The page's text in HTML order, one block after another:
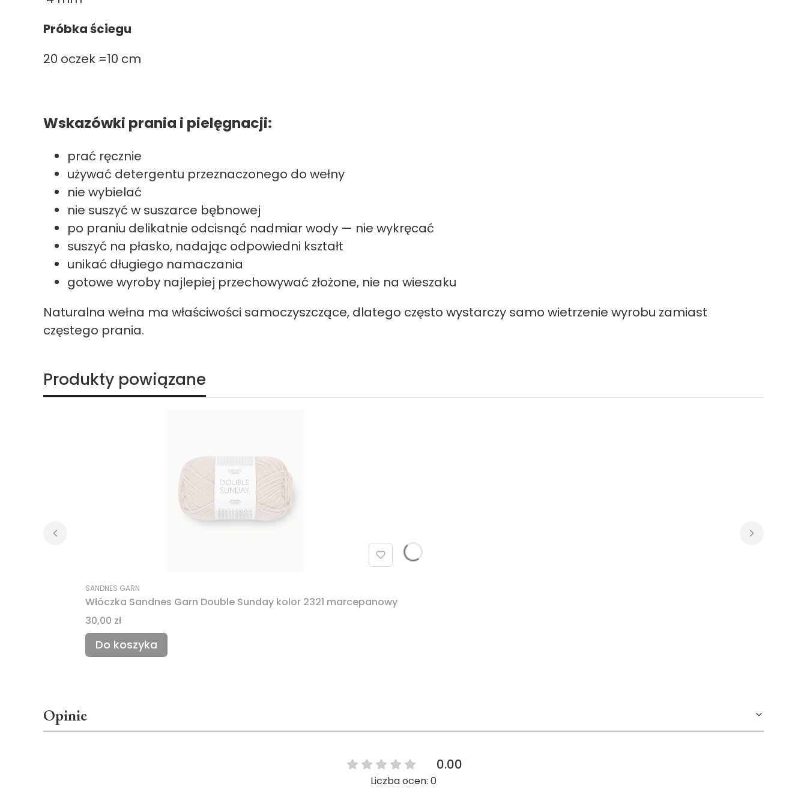
Próbka ściegu
20 oczek =10 cm
Wskazówki prania i pielęgnacji:
prać ręcznie
używać detergentu przeznaczonego do wełny
nie wybielać
nie suszyć w suszarce bębnowej
po praniu delikatnie odcisnąć nadmiar wody — nie wykręcać
suszyć na płasko, nadając odpowiedni kształt
unikać długiego namaczania
gotowe wyroby najlepiej przechowywać złożone, nie na wieszaku
Naturalna wełna ma właściwości samoczyszczące, dlatego często wystarczy samo wietrzenie wyrobu zamiast
częstego prania.
Produkty powiązane
SANDNES GARN
Włóczka Sandnes Garn Double Sunday kolor 2321 marcepanowy
Cena
30,00 zł
Do koszyka
Opinie
0.00
Liczba ocen: 0